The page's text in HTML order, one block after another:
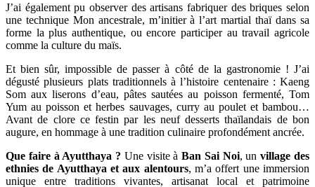
J’ai également pu observer des artisans fabriquer des briques selon
une technique Mon ancestrale, m’initier à l’art martial thaï dans sa
forme la plus authentique, ou encore participer au travail agricole
comme la culture du maïs.
Et bien sûr, impossible de passer à côté de la gastronomie ! J’ai
dégusté plusieurs plats traditionnels à l’histoire centenaire : Kaeng
Som aux liserons d’eau, pâtes sautées au poisson fermenté, Tom
Yum au poisson et herbes sauvages, curry au poulet et bambou…
Avant de clore ce festin par les neuf desserts thaïlandais de bon
augure, en hommage à une tradition culinaire profondément ancrée.
Que faire à Ayutthaya ? Une visite àBan Sai Noi, unvillage des
ethnies de Ayutthaya et aux alentours, m’a offert une immersion
unique entre traditions vivantes, artisanat local et patrimoine